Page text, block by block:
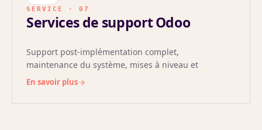
SERVICE · 07
Services de support Odoo
Support post-implémentation complet,
maintenance du système, mises à niveau et
formation des utilisateurs pour maintenir votre ERP
En savoir plus